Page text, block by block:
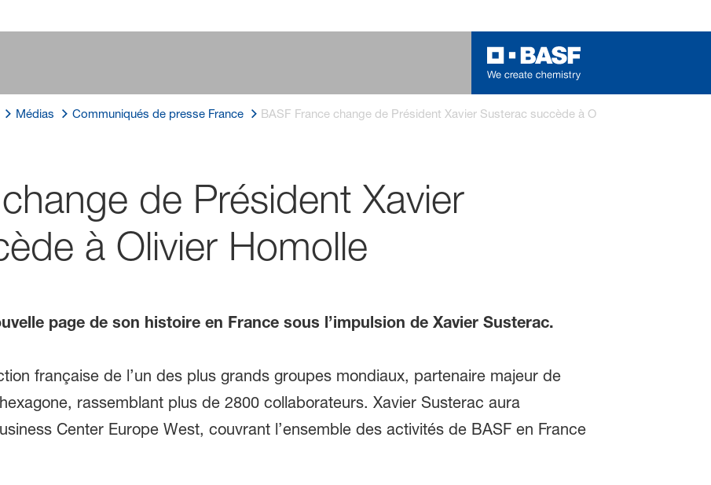
Médias Communiqués de presse France BASF France change de Président Xavier Susterac succède à Olivier Homolle
de Président Xavier
à Olivier Homolle
page de son histoire en France sous l’impulsion de Xavier Susterac.
française de l’un des plus grands groupes mondiaux, partenaire majeur de
rassemblant plus de 2800 collaborateurs. Xavier Susterac aura
Center Europe West, couvrant l’ensemble des activités de BASF en France